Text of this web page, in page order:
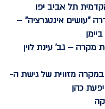
תל אביב יפו
"עושים אינטגרציה" –
הצגת מקרה – גב' עינת לוין
דיון במקרה מזווית של גישת ה-